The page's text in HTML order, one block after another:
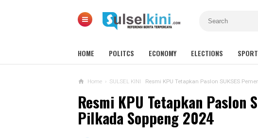
HOME POLITCS ECONOMY ELECTIONS SPORT
Home › SULSEL KINI Resmi KPU Tetapkan Paslon SUKSES
Resmi KPU Tetapkan Paslon
Pilkada Soppeng 2024